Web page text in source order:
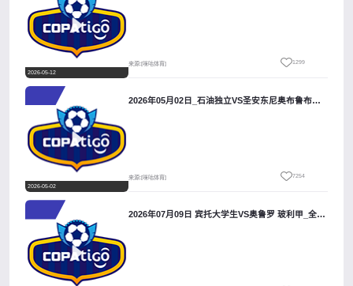
2026-05-12
来源:[咪咕体育] 1299
2026-05-02
2026年05月02日_石油独立VS圣安东尼奥布鲁布鲁 玻利甲录像_全场录像【高清回放】
来源:[咪咕体育] 7254
2026年07月09日 宾托大学生VS奥鲁罗 玻利甲_全场录像【视频集锦】